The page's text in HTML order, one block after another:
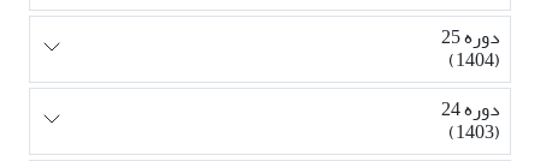
دوره 25
(1404)
دوره 24
(1403)